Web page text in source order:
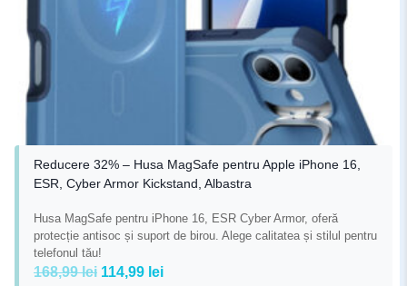
Reducere 32% – Husa MagSafe pentru Apple iPhone 16,
ESR, Cyber Armor Kickstand, Albastra
Husa MagSafe pentru iPhone 16, ESR Cyber Armor, oferă
protecție antisoc și suport de birou. Alege calitatea și stilul pentru
telefonul tău!
168,99lei Prețul
114,99 leiPrețul